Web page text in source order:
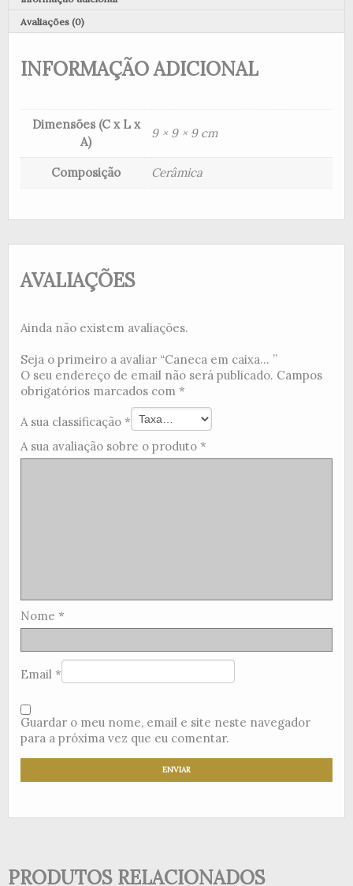
green
Avaliações (0)
INFORMAÇÃO ADICIONAL
Dimensões (C x L x
A)
9 × 9 × 9 cm
Composição Cerâmica
AVALIAÇÕES
Ainda não existem avaliações.
Seja o primeiro a avaliar “Caneca em caixa... ”
O seu endereço de email não será publicado. Campos
obrigatórios marcados com *
A sua classificação *
A sua avaliação sobre o produto *
Nome *
Email *
Guardar o meu nome, email e site neste navegador
para a próxima vez que eu comentar.
PRODUTOS RELACIONADOS